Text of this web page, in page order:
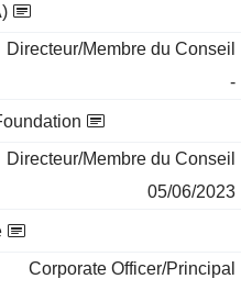
Directeur/Membre du Conseil
-
Directeur/Membre du Conseil
05/06/2023
Corporate Officer/Principal